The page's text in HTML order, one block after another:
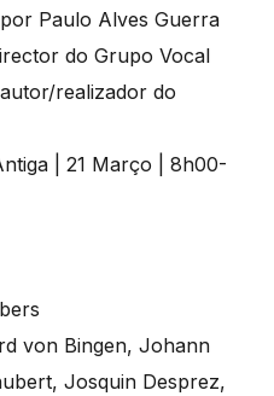
Paulo Alves Guerra
do Grupo Vocal
realizador do
von Bingen, Johann
Josquin Desprez,